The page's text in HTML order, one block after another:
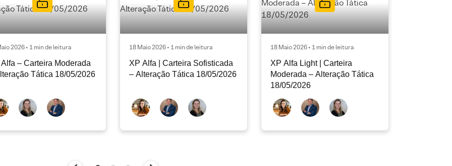
2026 • 1 min de leitura
– Carteira Moderada
Tática 18/05/2026
18 Maio 2026 • 1 min de leitura
XP Alfa | Carteira Sofisticada
– Alteração Tática 18/05/2026
18 Maio 2026 • 1 min de leitura
XP Alfa Light | Carteira
Moderada – Alteração Tática
18/05/2026